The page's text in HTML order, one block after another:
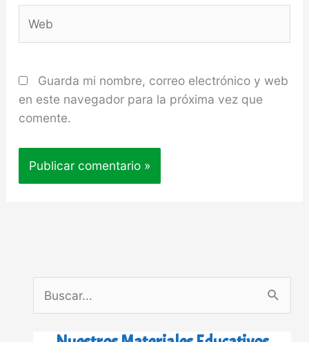
Guarda mi nombre, correo electrónico y web
en este navegador para la próxima vez que
comente.
u